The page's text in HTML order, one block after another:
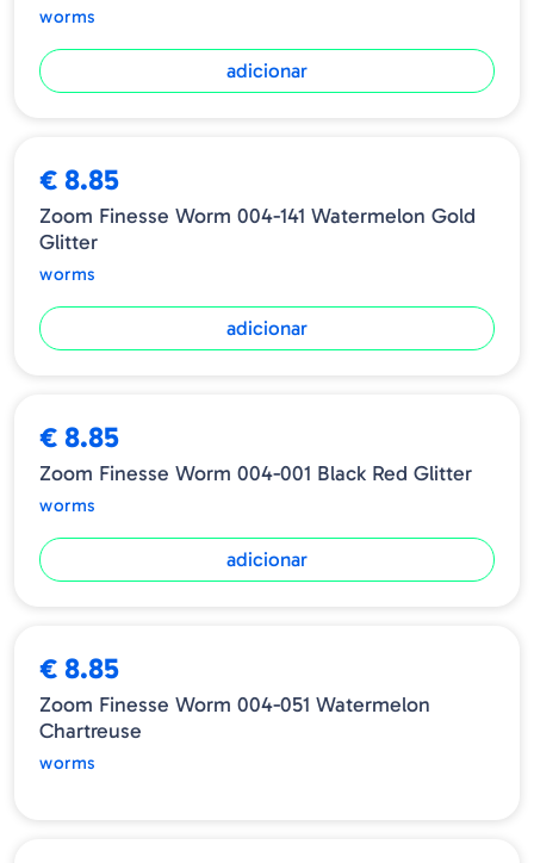
worms
adicionar
€ 8.85
Zoom Finesse Worm 004-141 Watermelon Gold
Glitter
worms
adicionar
€ 8.85
Zoom Finesse Worm 004-001 Black Red Glitter
worms
adicionar
€ 8.85
Zoom Finesse Worm 004-051 Watermelon
Chartreuse
worms